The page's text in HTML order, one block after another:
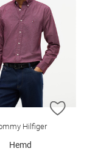
HINZUFÜGEN
ZUR
Hilfiger
Hemd